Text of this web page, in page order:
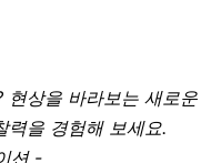
현상을 바라보는 새로운
력을 경험해 보세요.
션 -